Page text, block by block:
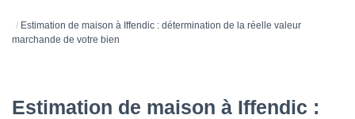
Notre agence
Estimation de maison à Iffendic : détermination de la réelle valeur
marchande de votre bien
Estimation de maison à Iffendic :